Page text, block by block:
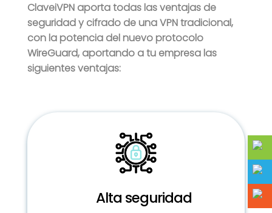
ClaveiVPN aporta todas las ventajas de
seguridad y cifrado de una VPN tradicional,
con la potencia del nuevo protocolo
WireGuard, aportando a tu empresa las
siguientes ventajas:
Alta seguridad